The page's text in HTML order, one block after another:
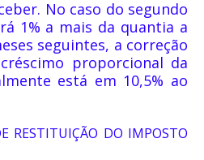
No caso do segundo
1% a mais da quantia a
seguintes, a correção
proporcional da
está em 10,5% ao
RESTITUIÇÃO DO IMPOSTO